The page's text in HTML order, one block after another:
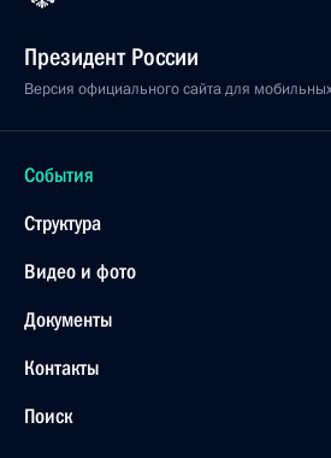
Президент России
Версия официального сайта для
События
Структура
Видео и фото
Документы
Контакты
Поиск